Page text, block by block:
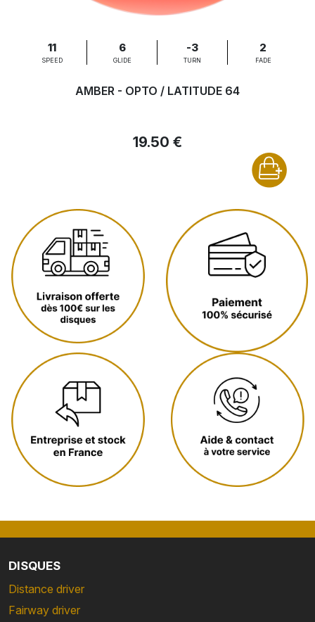
11
SPEED
6
GLIDE
-3
TURN
2
FADE
AMBER - OPTO / LATITUDE 64
19.50 €
DISQUES
Distance driver
Fairway driver